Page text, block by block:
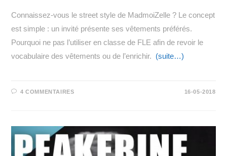
Connaissez-vous le street style de MadmoiZelle ? Le concept
est simple : un invité présente ses vêtements préférés.
Pourquoi ne pas l’utiliser en classe de FLE afin de revoir le
vocabulaire des vêtements ou de l’enrichir. (suite…)
4 COMMENTAIRES 16-05-2018